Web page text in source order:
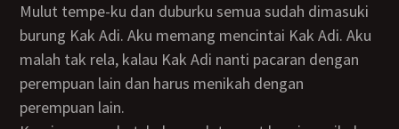
Mulut tempe-ku dan duburku semua sudah dimasuki
burung Kak Adi. Aku memang mencintai Kak Adi. Aku
malah tak rela, kalau Kak Adi nanti pacaran dengan
perempuan lain dan harus menikah dengan
perempuan lain.